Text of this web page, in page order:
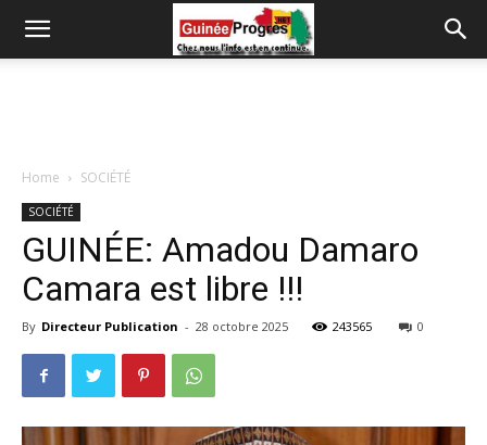
Home SOCIÉTÉ
SOCIÉTÉ
GUINÉE: Amadou Damaro
Camara est libre !!!
By Directeur Publication - 28 octobre 2025 243565 0